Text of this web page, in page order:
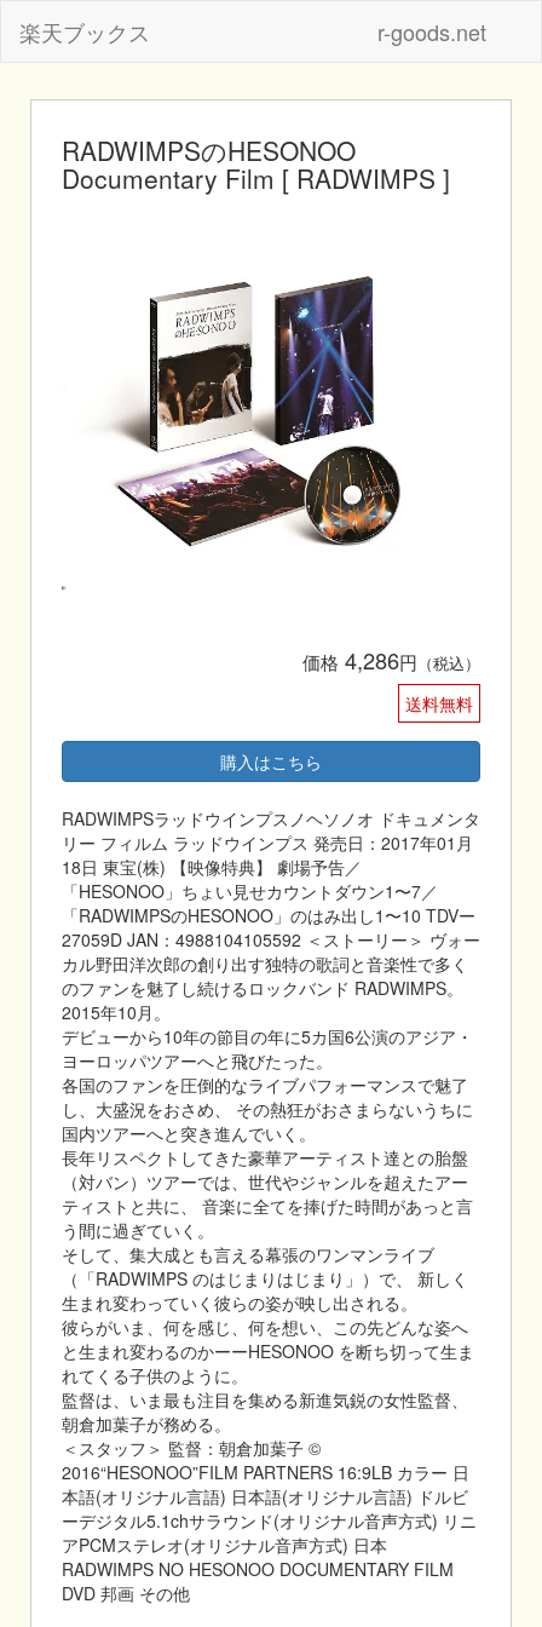
楽天ブックス r-goods.net
RADWIMPSのHESONOO
Documentary Film [ RADWIMPS ]
価格 4,286円 （税込）
送料無料
購入はこちら
RADWIMPSラッドウインプスノヘソノオ ドキュメンタ
リー フィルム ラッドウインプス 発売日：2017年01月
18日 東宝(株) 【映像特典】 劇場予告／
「HESONOO」ちょい見せカウントダウン1〜7／
「RADWIMPSのHESONOO」のはみ出し1〜10 TDVー
27059D JAN：4988104105592 ＜ストーリー＞ ヴォー
カル野田洋次郎の創り出す独特の歌詞と音楽性で多く
のファンを魅了し続けるロックバンド RADWIMPS。
2015年10月。
デビューから10年の節目の年に5カ国6公演のアジア・
ヨーロッパツアーへと飛びたった。
各国のファンを圧倒的なライブパフォーマンスで魅了
し、大盛況をおさめ、 その熱狂がおさまらないうちに
国内ツアーへと突き進んでいく。
長年リスペクトしてきた豪華アーティスト達との胎盤
（対バン）ツアーでは、世代やジャンルを超えたアー
ティストと共に、 音楽に全てを捧げた時間があっと言
う間に過ぎていく。
そして、集大成とも言える幕張のワンマンライブ
（「RADWIMPS のはじまりはじまり」）で、 新しく
生まれ変わっていく彼らの姿が映し出される。
彼らがいま、何を感じ、何を想い、この先どんな姿へ
と生まれ変わるのかーーHESONOO を断ち切って生ま
れてくる子供のように。
監督は、いま最も注目を集める新進気鋭の女性監督、
朝倉加葉子が務める。
＜スタッフ＞ 監督：朝倉加葉子 ©
2016“HESONOO”FILM PARTNERS 16:9LB カラー 日
本語(オリジナル言語) 日本語(オリジナル言語) ドルビ
ーデジタル5.1chサラウンド(オリジナル音声方式) リニ
アPCMステレオ(オリジナル音声方式) 日本
RADWIMPS NO HESONOO DOCUMENTARY FILM
DVD 邦画 その他